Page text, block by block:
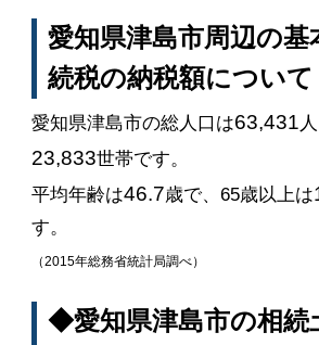
愛知県津島市周辺の基
続税の納税額について
愛知県津島市の総人口は63,431
23,833世帯です。
平均年齢は46.7歳で、65歳以上は
す。
（2015年総務省統計局調べ）
◆愛知県津島市の相続